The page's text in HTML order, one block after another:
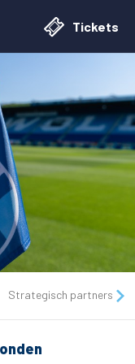
Tickets
Strategisch partners